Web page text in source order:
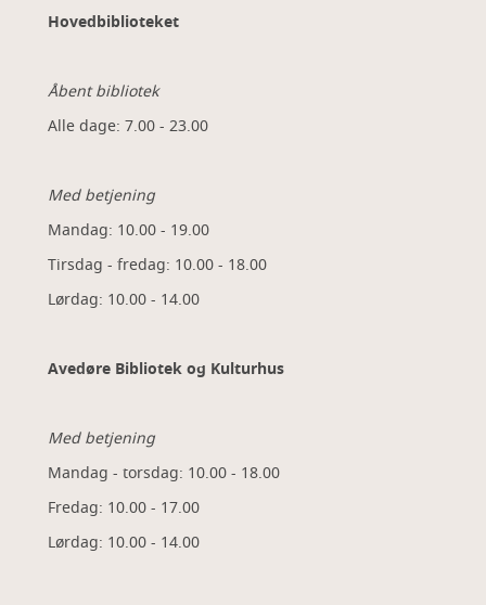
Hovedbiblioteket
Åbent bibliotek
Alle dage: 7.00 - 23.00
Med betjening
Mandag: 10.00 - 19.00
Tirsdag - fredag: 10.00 - 18.00
Lørdag: 10.00 - 14.00
Avedøre Bibliotek og Kulturhus
Med betjening
Mandag - torsdag: 10.00 - 18.00
Fredag: 10.00 - 17.00
Lørdag: 10.00 - 14.00